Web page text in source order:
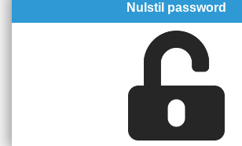
Nulstil password